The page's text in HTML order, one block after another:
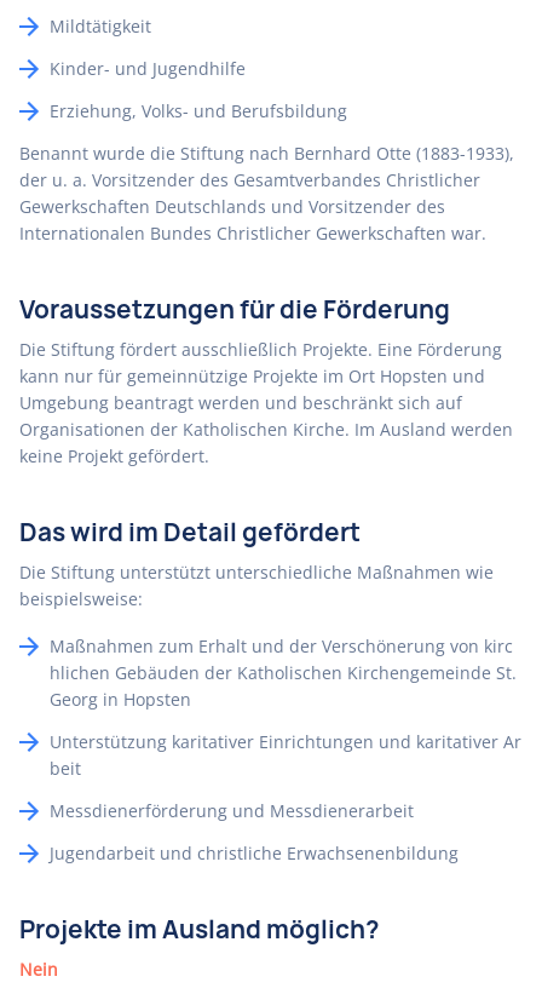
Mildtätigkeit
Kinder- und Jugendhilfe
Erziehung, Volks- und Berufsbildung
Benannt wurde die Stiftung nach Bernhard Otte (1883-1933),
der u. a. Vorsitzender des Gesamtverbandes Christlicher
Gewerkschaften Deutschlands und Vorsitzender des
Internationalen Bundes Christlicher Gewerkschaften war.
Voraussetzungen für die Förderung
Die Stiftung fördert ausschließlich Projekte. Eine Förderung
kann nur für gemeinnützige Projekte im Ort Hopsten und
Umgebung beantragt werden und beschränkt sich auf
Organisationen der Katholischen Kirche. Im Ausland werden
keine Projekt gefördert.
Das wird im Detail gefördert
Die Stiftung unterstützt unterschiedliche Maßnahmen wie
beispielsweise:
Maßnahmen zum Erhalt und der Verschönerung von kirc
hlichen Gebäuden der Katholischen Kirchengemeinde St.
Georg in Hopsten
Unterstützung karitativer Einrichtungen und karitativer Ar
beit
Messdienerförderung und Messdienerarbeit
Jugendarbeit und christliche Erwachsenenbildung
Projekte im Ausland möglich?
Nein